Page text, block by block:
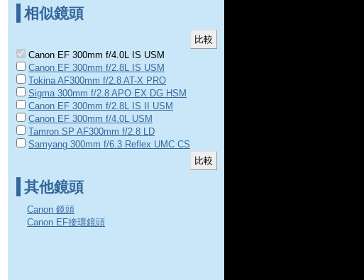
相似鏡頭
Canon EF 300mm f/4.0L IS USM
Canon EF 300mm f/2.8L IS USM
Tokina AF300mm f/2.8 AT-X PRO
Sigma 300mm f/2.8 APO EX DG HSM
Canon EF 300mm f/2.8L IS II USM
Canon EF 300mm f/4.0L USM
Tamron SP AF300mm f/2.8 LD
Samyang 300mm f/6.3 Reflex UMC CS
其他鏡頭
Canon 鏡頭
Canon EF接環鏡頭